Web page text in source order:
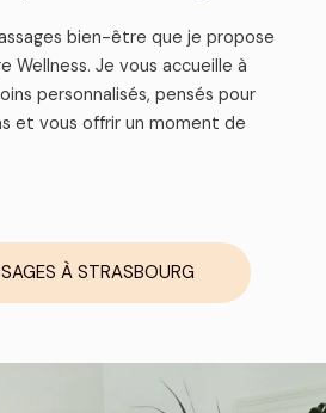
bien-être que je propose
Wellness. Je vous accueille à
personnalisés, pensés pour
et vous offrir un moment de
À STRASBOURG